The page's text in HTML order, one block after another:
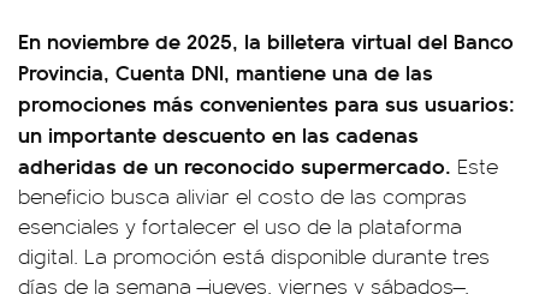
En noviembre de 2025, la billetera virtual del Banco
Provincia, Cuenta DNI, mantiene una de las
promociones más convenientes para sus usuarios:
un importante descuento en las cadenas
adheridas de un reconocido supermercado. Este
beneficio busca aliviar el costo de las compras
esenciales y fortalecer el uso de la plataforma
digital. La promoción está disponible durante tres
días de la semana —jueves, viernes y sábados—,